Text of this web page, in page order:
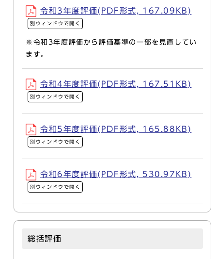
令和3年度評価(PDF形式, 167.09KB)
別ウィンドウで開く
※令和3年度評価から評価基準の一部を見直してい
ます。
令和4年度評価(PDF形式, 167.51KB)
別ウィンドウで開く
令和5年度評価(PDF形式, 165.88KB)
別ウィンドウで開く
令和6年度評価(PDF形式, 530.97KB)
別ウィンドウで開く
総括評価